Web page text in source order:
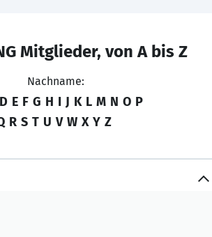
Mitglieder, von A bis Z
Nachname:
D E F G H I J K L M N O P
R S T U V W X Y Z